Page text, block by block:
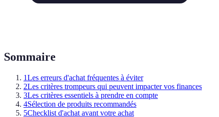
Sommaire
1Les erreurs d'achat fréquentes à éviter
2Les critères trompeurs qui peuvent impacter vos finances
3Les critères essentiels à prendre en compte
4Sélection de produits recommandés
5Checklist d'achat avant votre achat